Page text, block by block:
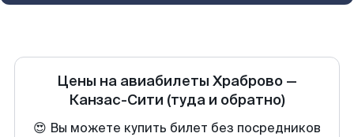
Цены на авиабилеты Храброво —
Канзас-Сити (туда и обратно)
😍 Вы можете купить билет без посредников